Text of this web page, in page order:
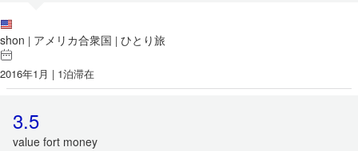
shon | アメリカ合衆国 | ひとり旅
2016年1月 | 1泊滞在
3.5
value fort money